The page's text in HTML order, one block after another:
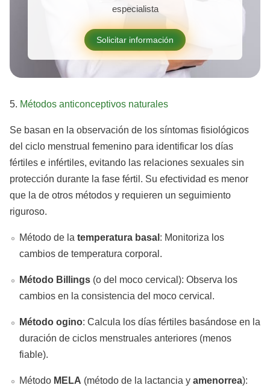
especialista
Solicitar información
5. Métodos anticonceptivos naturales
Se basan en la observación de los síntomas fisiológicos
del ciclo menstrual femenino para identificar los días
fértiles e infértiles, evitando las relaciones sexuales sin
protección durante la fase fértil. Su efectividad es menor
que la de otros métodos y requieren un seguimiento
riguroso.
Método de la temperatura basal : Monitoriza los
cambios de temperatura corporal.
Método Billings (o del moco cervical): Observa los
cambios en la consistencia del moco cervical.
Método ogino: Calcula los días fértiles basándose en la
duración de ciclos menstruales anteriores (menos
fiable).
Método MELA (método de la lactancia y amenorrea):